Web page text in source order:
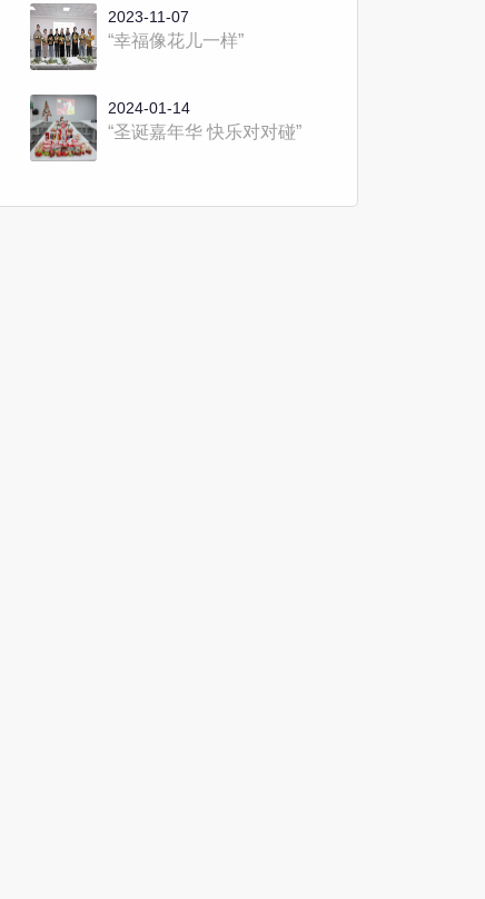
2023-11-07
“幸福像花儿一样”
2024-01-14
“圣诞嘉年华 快乐对对碰”